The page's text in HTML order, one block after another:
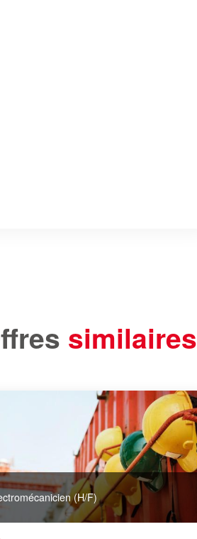
similaires
(H/F)